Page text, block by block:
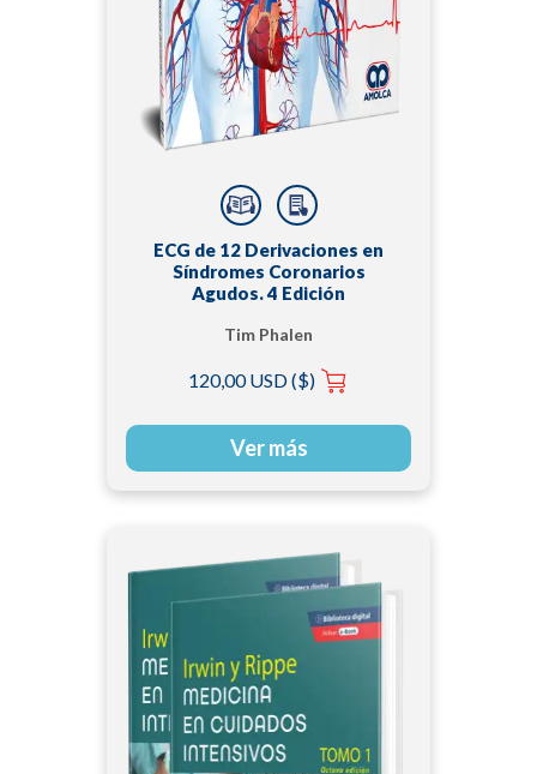
ECG de 12 Derivaciones en
Síndromes Coronarios
Agudos. 4 Edición
Tim Phalen
120,00 USD ($)
Ver más